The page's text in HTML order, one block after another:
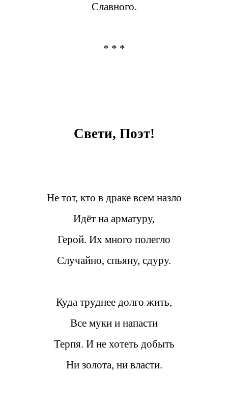
Славного.
* * *
Свети, Поэт!
Не тот, кто в драке всем назло
Идёт на арматуру,
Герой. Их много полегло
Случайно, спьяну, сдуру.
Куда труднее долго жить,
Все муки и напасти
Терпя. И не хотеть добыть
Ни золота, ни власти.